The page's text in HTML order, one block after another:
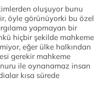
oluşuyor bunu
öyle görünüyorki bu özel
yapmayan bir
hiçbir şekilde mahkeme
eğer ülke halkından
gerekir mahkeme
ile oynanamaz insan
kısa sürede